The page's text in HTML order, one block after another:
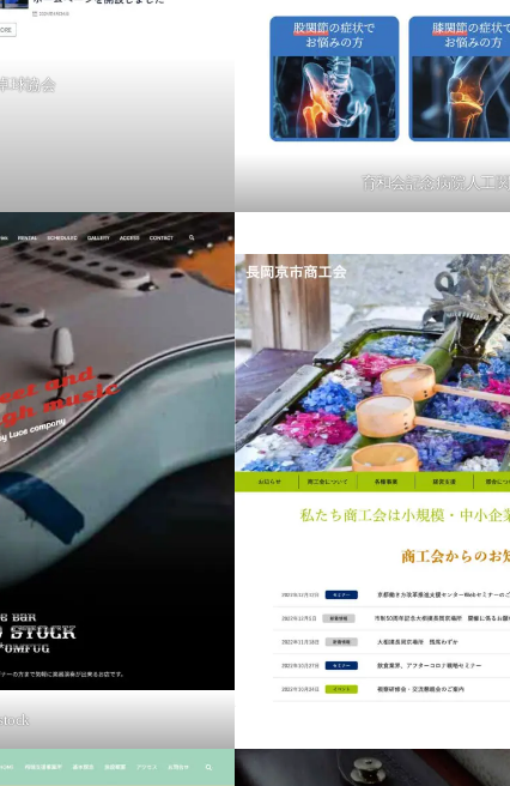
球協会
育和会記念病院人工